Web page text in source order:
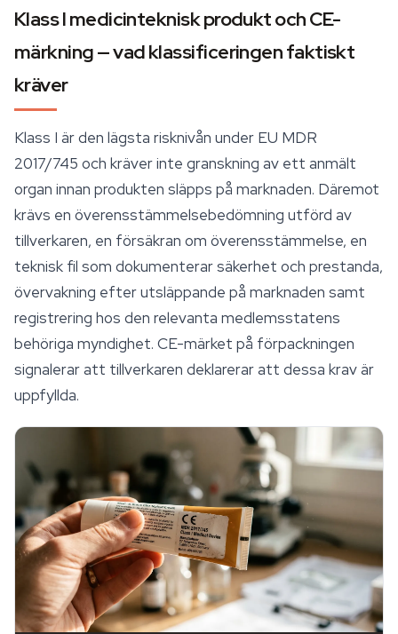
Klass I medicinteknisk produkt och CE-
märkning — vad klassificeringen faktiskt
kräver
Klass I är den lägsta risknivån under EU MDR
2017/745 och kräver inte granskning av ett anmält
organ innan produkten släpps på marknaden. Däremot
krävs en överensstämmelsebedömning utförd av
tillverkaren, en försäkran om överensstämmelse, en
teknisk fil som dokumenterarsäkerhet och prestanda,
övervakning efter utsläppande på marknaden samt
registrering hos den relevanta medlemsstatens
behöriga myndighet. CE-märket på förpackningen
signalerar att tillverkaren deklarerar att dessa krav är
uppfyllda.